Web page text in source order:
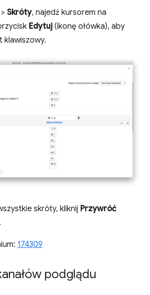
> Skróty, najedź kursorem na
Edytuj (ikonę ołówka), aby
skróty, kliknij Przywróć
174309
podglądu